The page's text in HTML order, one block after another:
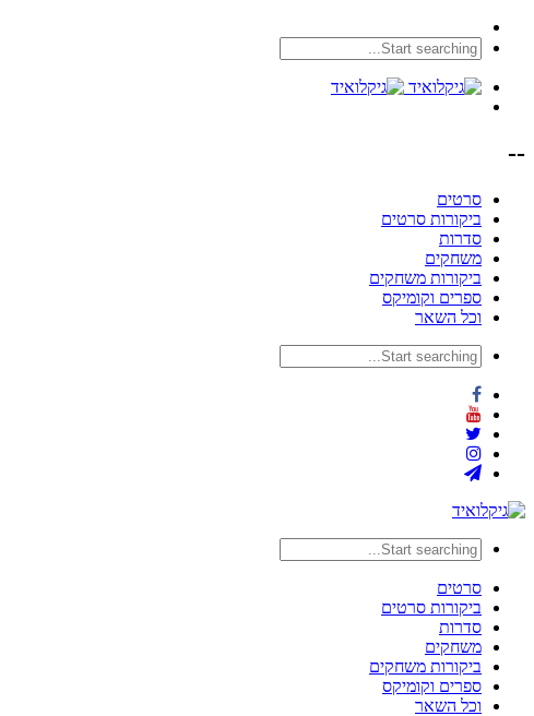
--
סרטים
ביקורות סרטים
סדרות
משחקים
ביקורות משחקים
ספרים וקומיקס
וכל השאר
סרטים
ביקורות סרטים
סדרות
משחקים
ביקורות משחקים
ספרים וקומיקס
וכל השאר